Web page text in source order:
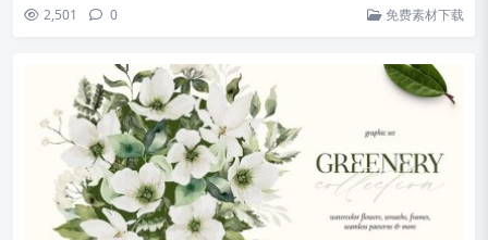
2,501 0 免费素材下载